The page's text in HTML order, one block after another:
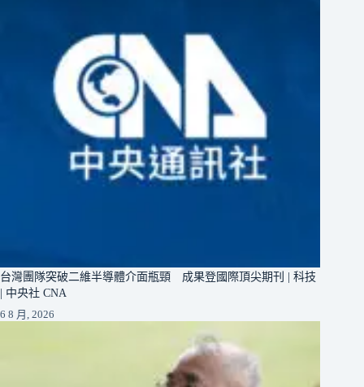
台灣團隊突破二維半導體介面瓶頸 成果登國際頂尖期刊 | 科技
| 中央社 CNA
6 8 月, 2026